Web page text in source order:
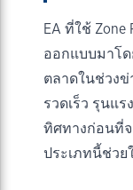
EA ที่ใช้ Zone
ออกแบบมาโ
ตลาดในช่วง
รวดเร็ว รุนแ
ทิศทางก่อนที่จ
ประเภทนี้ช่วย